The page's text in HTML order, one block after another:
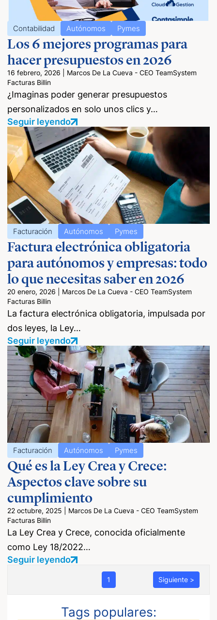
Contabilidad Autónomos Pymes
Los 6 mejores programas para
hacer presupuestos en 2026
16 febrero, 2026
Marcos De La Cueva - CEO TeamSystem
Facturas Billin
¿Imaginas poder generar presupuestos
personalizados en solo unos clics y…
Seguir leyendo
Facturación Autónomos Pymes
Factura electrónica obligatoria
para autónomos y empresas: todo
lo que necesitas saber en 2026
20 enero, 2026
Marcos De La Cueva - CEO TeamSystem
Facturas Billin
La factura electrónica obligatoria, impulsada por
dos leyes, la Ley…
Seguir leyendo
Facturación Autónomos Pymes
Qué es la Ley Crea y Crece:
Aspectos clave sobre su
cumplimiento
22 octubre, 2025
Marcos De La Cueva - CEO TeamSystem
Facturas Billin
La Ley Crea y Crece, conocida oficialmente
como Ley 18/2022…
Seguir leyendo
1 Siguiente >
Tags populares: